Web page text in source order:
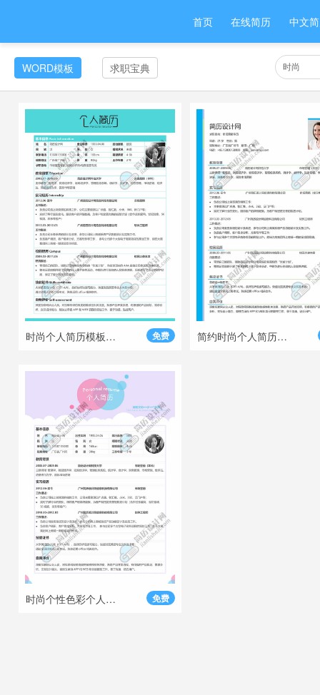
首页 在线简历 中文
WORD模板 求职宝典
免费
时尚个人简历模板蓝色背景 简约时尚个人简历模板
免费
时尚个性色彩个人求职简历模板